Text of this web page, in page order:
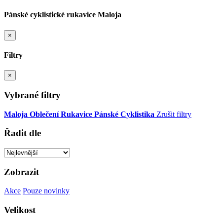
Pánské cyklistické rukavice Maloja
×
Filtry
×
Vybrané filtry
Maloja Oblečení Rukavice Pánské Cyklistika Zrušit filtry
Řadit dle
Zobrazit
Akce Pouze novinky
Velikost